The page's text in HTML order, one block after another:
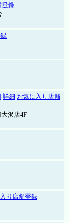
登録
詳細 お気に入り店舗
沢店4F
り店舗登録